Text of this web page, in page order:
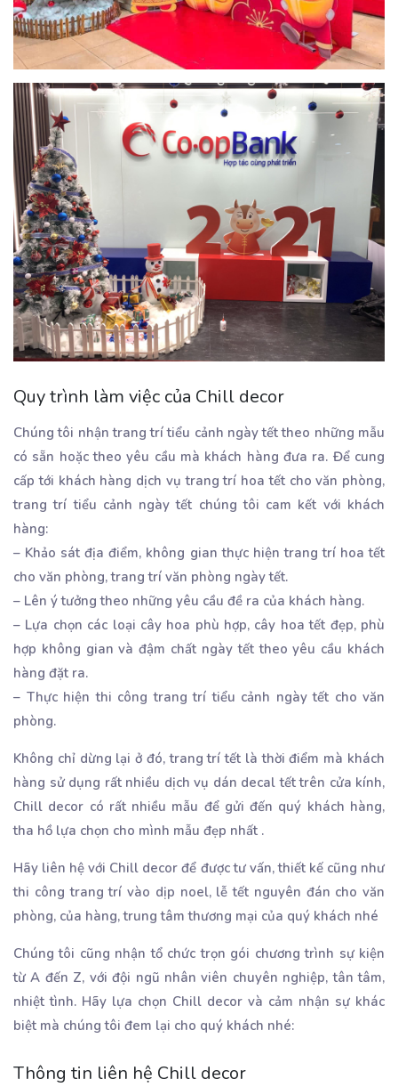
Quy trình làm việc của Chill decor
Chúng tôi nhận trang trí tiểu cảnh ngày tết theo những mẫu
có sẵn hoặc theo yêu cầu mà khách hàng đưa ra. Để cung
cấp tới khách hàng dịch vụ trang trí hoa tết cho văn phòng,
trang trí tiểu cảnh ngày tết chúng tôi cam kết với khách
hàng:
– Khảo sát địa điểm, không gian thực hiện trang trí hoa tết
cho văn phòng, trang trí văn phòng ngày tết.
– Lên ý tưởng theo những yêu cầu đề ra của khách hàng.
– Lựa chọn các loại cây hoa phù hợp, cây hoa tết đẹp, phù
hợp không gian và đậm chất ngày tết theo yêu cầu khách
hàng đặt ra.
– Thực hiện thi công trang trí tiểu cảnh ngày tết cho văn
phòng.
Không chỉ dừng lại ở đó, trang trí tết là thời điểm mà khách
hàng sử dụng rất nhiều dịch vụ dán decal tết trên cửa kính,
Chill decor có rất nhiều mẫu để gửi đến quý khách hàng,
tha hồ lựa chọn cho mình mẫu đẹp nhất .
Hãy liên hệ với Chill decor để được tư vấn, thiết kế cũng như
thi công trang trí vào dịp noel, lễ tết nguyên đán cho văn
phòng, của hàng, trung tâm thương mại của quý khách nhé
Chúng tôi cũng nhận tổ chức trọn gói chương trình sự kiện
từ A đến Z, với đội ngũ nhân viên chuyên nghiệp, tân tâm,
nhiệt tình. Hãy lựa chọn Chill decor và cảm nhận sự khác
biệt mà chúng tôi đem lại cho quý khách nhé:
Thông tin liên hệ Chill decor